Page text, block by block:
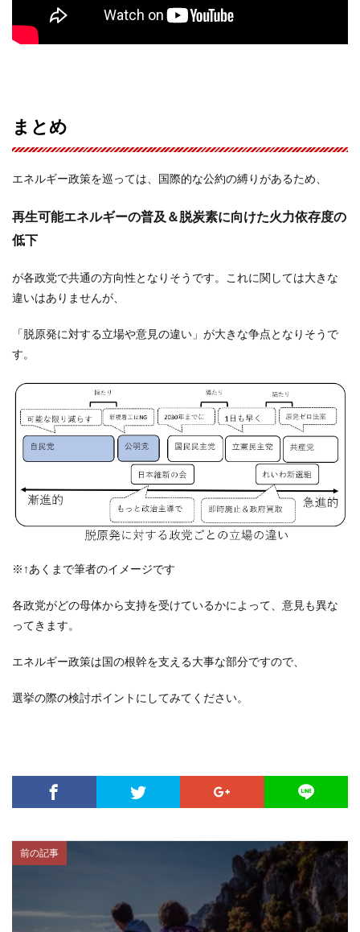
まとめ
エネルギー政策を巡っては、国際的な公約の縛りがあるため、
再生可能エネルギーの普及＆脱炭素に向けた火力依存度の
低下
が各政党で共通の方向性となりそうです。これに関しては大きな
違いはありませんが、
「脱原発に対する立場や意見の違い」が大きな争点となりそうで
す。
※↑あくまで筆者のイメージです
各政党がどの母体から支持を受けているかによって、意見も異な
ってきます。
エネルギー政策は国の根幹を支える大事な部分ですので、
選挙の際の検討ポイントにしてみてください。
前の記事